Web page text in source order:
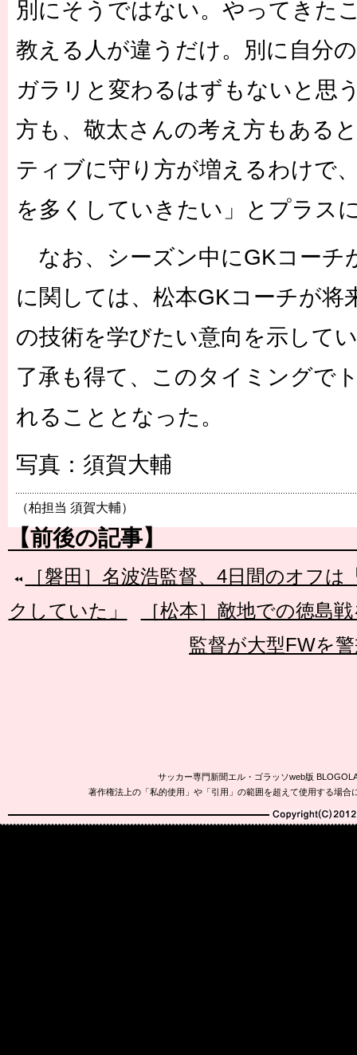
別にそうではない。やってきた
教える人が違うだけ。別に自分
ガラリと変わるはずもないと思
方も、敬太さんの考え方もある
ティブに守り方が増えるわけで
を多くしていきたい」とプラス
なお、シーズン中にGKコーチ
に関しては、松本GKコーチが将
の技術を学びたい意向を示して
了承も得て、このタイミングで
れることとなった。
写真：須賀大輔
（柏担当 須賀大輔）
【前後の記事】
［磐田］名波浩監督、4日間のオフ
クしていた」
［松本］敵地での徳島
監督が大型FWを
サッカー専門新聞エル・ゴラッソweb版
著作権法上の「私的使用」や「引用」の範囲を超えて使用する場
Copyright(C)2010-